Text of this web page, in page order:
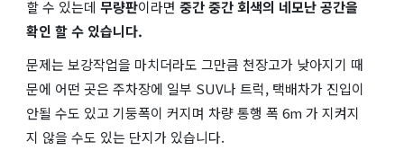
할 수 있는데 무량판이라면 중간 중간 회색의 네모난 공간을
확인 할 수 있습니다.
문제는 보강작업을 마치더라도 그만큼 천장고가 낮아지기 때
문에 어떤 곳은 주차장에 일부 SUV나 트럭, 택배차가 진입이
안될 수도 있고 기둥폭이 커지며 차량 통행 폭 6m 가 지켜지
지 않을 수도 있는 단지가 있습니다.